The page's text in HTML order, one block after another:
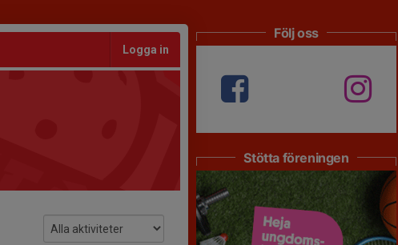
Logga in
Följ oss
Stötta föreningen